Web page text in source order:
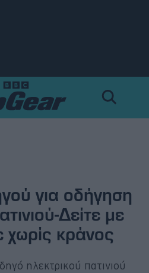
για οδήγηση
Δείτε με
χωρίς κράνος
ηλεκτρικού πατινιού